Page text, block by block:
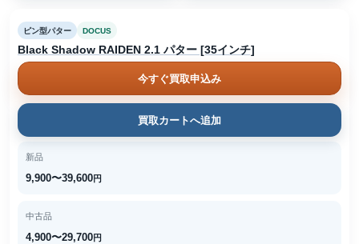
ピン型パター DOCUS
Black Shadow RAIDEN 2.1 パター [35インチ]
今すぐ買取申込み
買取カートへ追加
新品
9,900〜39,600円
中古品
4,900〜29,700円